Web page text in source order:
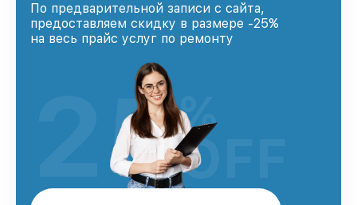
По предварительной записи с сайта,
предоставляем скидку в размере -25%
на весь прайс услуг по ремонту
25%
OFF